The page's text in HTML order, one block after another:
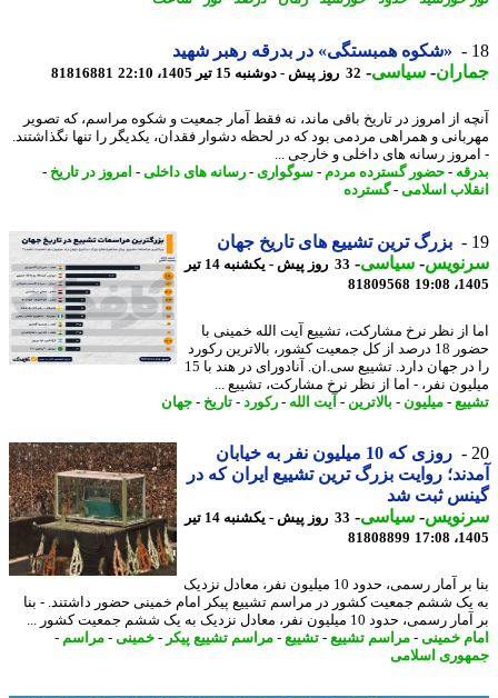
«شکوه همبستگی» در بدرقه رهبر شهید
- سیاسی-32 روز پیش - دوشنبه 15 تیر 1405، 22:10 81816881
از امروز در تاریخ باقی ماند، نه فقط آمار جمعیت و شکوه مراسم، که تصویر
و همراهی مردمی بود که در لحظه دشوار فقدان، یکدیگر را تنها نگذاشتند.
رسانه های داخلی و خارجی ...
- حضور گسترده مردم- سوگواری- رسانه های داخلی -امروز در تاریخ-
اسلامی-گسترده
بزرگ ترین تشییع های تاریخ جهان
-سیاسی-
33 روز پیش - یکشنبه 14 تیر
81809568
از نظر نرخ مشارکت، تشییع آیت الله خمینی با
حضور 18 درصد از کل جمعیت کشور، بالاترین رکورد
را در جهان دارد. تشییع سی.ان. آنادورای در هند با 15
نفر، - اما از نظر نرخ مشارکت، تشییع ...
-میلیون-بالاترین- آیت الله-رکورد-تاریخ- جهان
روزی که 10 میلیون نفر به خیابان
روایت بزرگ ترین تشییع ایران که در
ثبت شد
-سیاسی-
33 روز پیش - یکشنبه 14 تیر
81808899
بنا بر آمار رسمی، حدود 10 میلیون نفر، معادل نزدیک
ششم جمعیت کشور در مراسم تشییع پیکر امام خمینی حضور داشتند. - بنا
حدود 10 میلیون نفر، معادل نزدیک به یک ششم جمعیت کشور ...
خمینی-مراسم تشییع-تشییع-مراسم تشییع پیکر -خمینی-مراسم -
اسلامی